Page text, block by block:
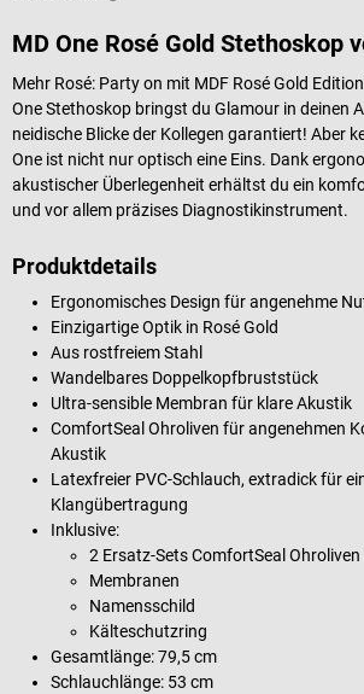
MD One Rosé Gold Stethoskop
Mehr Rosé: Party on mit MDF Rosé Gold
One Stethoskop bringst du Glamour in deinen
neidische Blicke der Kollegen garantiert! Aber
One ist nicht nur optisch eine Eins. Dank
akustischer Überlegenheit erhältst du ein
und vor allem präzises Diagnostikinstrument.
Produktdetails
Ergonomisches Design für angenehme
Einzigartige Optik in Rosé Gold
Aus rostfreiem Stahl
Wandelbares Doppelkopfbruststück
Ultra-sensible Membran für klare Akustik
ComfortSeal Ohroliven für angenehmen
Akustik
Latexfreier PVC-Schlauch, extradick für
Klangübertragung
Inklusive:
2 Ersatz-Sets ComfortSeal Ohroliven
Membranen
Namensschild
Kälteschutzring
Gesamtlänge: 79,5 cm
Schlauchlänge: 53 cm